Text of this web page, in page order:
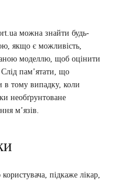
можна знайти будь-
якщо є можливість,
моделлю, щоб оцінити
Слід пам’ятати, що
в тому випадку, коли
необґрунтоване
м’язів.
підкаже лікар,